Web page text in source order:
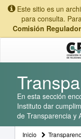
Este sitio es un
para consulta.
Comisión
En esta sección
Instituto dar
de Transparencia y
Inicio